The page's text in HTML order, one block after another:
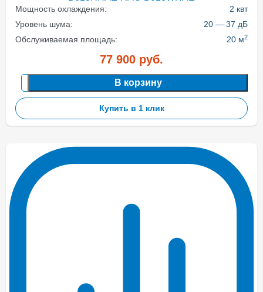
Мощность охлаждения:
2 квт
Уровень шума:
20 — 37 дБ
Обслуживаемая площадь:
20 м2
77 900 руб.
В корзину
Купить в 1 клик